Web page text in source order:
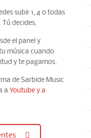
subir 1, 4 o todas
Tú decides.
el panel y
música cuando
y te pagamos.
de Sarbide Music
aYoutube y a